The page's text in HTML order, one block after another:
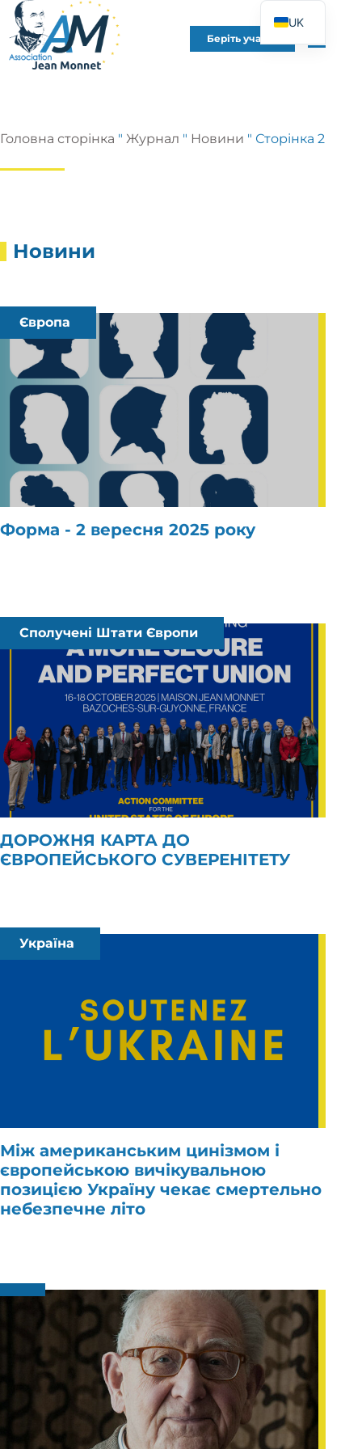
Беріть участь
Головна сторінка " Журнал " Новини " Сторінка 2
Новини
Європа
Форма - 2 вересня 2025 року
Сполучені Штати Європи
ДОРОЖНЯ КАРТА ДО
ЄВРОПЕЙСЬКОГО СУВЕРЕНІТЕТУ
Україна
Між американським цинізмом і
європейською вичікувальною
позицією Україну чекає смертельно
небезпечне літо
UK
FR